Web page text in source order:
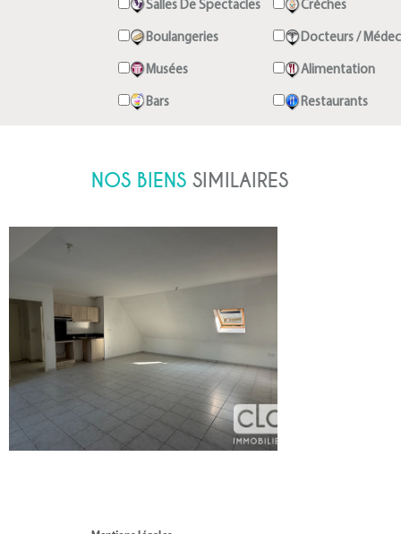
Salles De Spectacles Crèches
Boulangeries Docteurs /
Musées Alimentation
Bars Restaurants
NOS BIENS SIMILAIRES